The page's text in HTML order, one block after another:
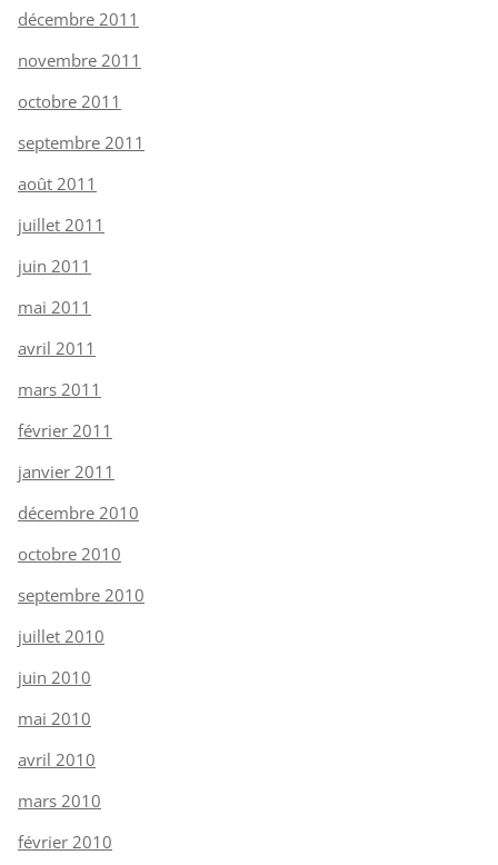
décembre 2011
novembre 2011
octobre 2011
septembre 2011
août 2011
juillet 2011
juin 2011
mai 2011
avril 2011
mars 2011
février 2011
janvier 2011
décembre 2010
octobre 2010
septembre 2010
juillet 2010
juin 2010
mai 2010
avril 2010
mars 2010
février 2010